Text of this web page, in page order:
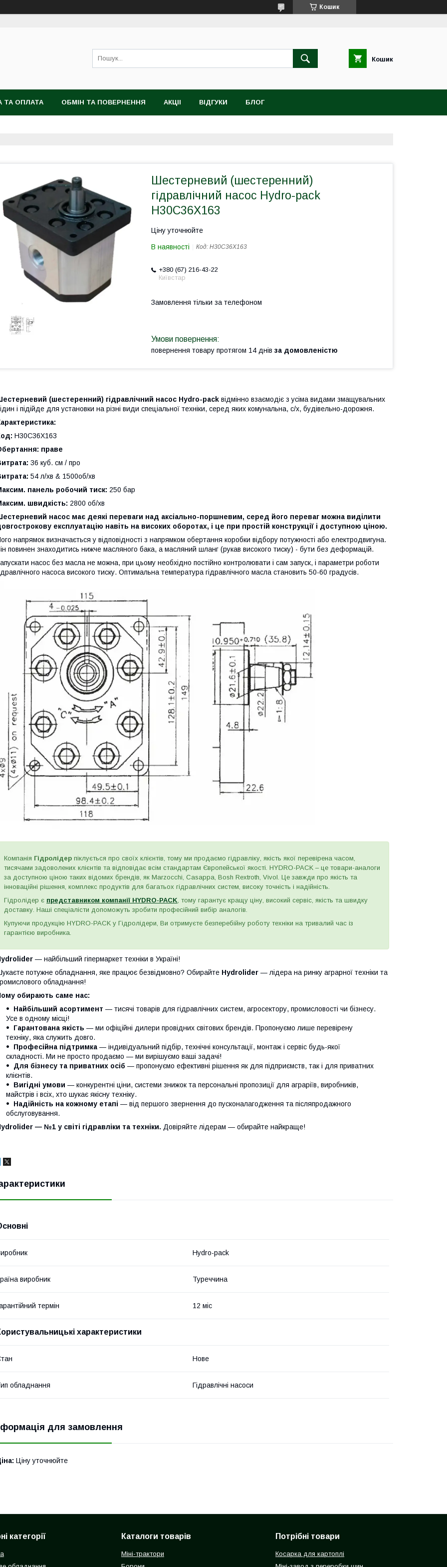
Кошик
Кошик
ТА ОПЛАТА ОБМІН ТА ПОВЕРНЕННЯ АКЦІІ ВІДГУКИ БЛОГ
Шестерневий (шестеренний)
гідравлічний насос Hydro-pack
H30C36X163
Ціну уточнюйте
В наявності Код: H30C36X163
+380 (67) 216-43-22
Київстар
Замовлення тільки за телефоном
повернення товару протягом 14 днів за домовленістю
(шестеренний) гідравлічний насос Hydro-pack відмінно взаємодіє з усіма видами змащувальних
і підійде для установки на різні види спеціальної техніки, серед яких комунальна, с/х, будівельно-дорожня.
H30C36X163
праве
36 куб. см / про
54 л/хв & 1500об/хв
панель робочий тиск: 250 бар
швидкість: 2800 об/хв
насос має деякі переваги над аксіально-поршневим, серед його переваг можна виділити
експлуатацію навіть на високих оборотах, і це при простій конструкції і доступною ціною.
напрямок визначається у відповідності з напрямком обертання коробки відбору потужності або електродвигуна.
повинен знаходитись нижче масляного бака, а масляний шланг (рукав високого тиску) - бути без деформацій.
насос без масла не можна, при цьому необхідно постійно контролювати і сам запуск, і параметри роботи
насоса високого тиску. Оптимальна температура гідравлічного масла становить 50-60 градусів.
Компанія Гідролідер піклується про своїх клієнтів, тому ми продаємо гідравліку, якість якої перевірена часом,
тисячами задоволених клієнтів та відповідає всім стандартам Європейської якості. HYDRO-PACK – це товари-аналоги
за доступною ціною таких відомих брендів, як Marzocchi, Casappa, Bosh Rextroth, Vivol. Це завжди про якість та
інноваційні рішення, комплекс продуктів для багатьох гідравлічних систем, високу точність і надійність.
Гідролідер є представником компанії HYDRO-PACK, тому гарантує кращу ціну, високий сервіс, якість та швидку
доставку. Наші спеціалісти допоможуть зробити професійний вибір аналогів.
Купуючи продукцію HYDRO-PACK у Гідролідери, Ви отримуєте безперебійну роботу техніки на тривалий час із
гарантією виробника.
— найбільший гіпермаркет техніки в Україні!
потужне обладнання, яке працює безвідмовно? Обирайте Hydrolider — лідера на ринку аграрної техніки та
обладнання!
обирають саме нас:
Найбільший асортимент — тисячі товарів для гідравлічних систем, агросектору, промисловості чи бізнесу.
Усе в одному місці!
Гарантована якість — ми офіційні дилери провідних світових брендів. Пропонуємо лише перевірену
техніку, яка служить довго.
Професійна підтримка — індивідуальний підбір, технічні консультації, монтаж і сервіс будь-якої
складності. Ми не просто продаємо — ми вирішуємо ваші задачі!
Для бізнесу та приватних осіб — пропонуємо ефективні рішення як для підприємств, так і для приватних
клієнтів.
Вигідні умови — конкурентні ціни, системи знижок та персональні пропозиції для аграріїв, виробників,
майстрів і всіх, хто шукає якісну техніку.
Надійність на кожному етапі — від першого звернення до пусконалагодження та післяпродажного
обслуговування.
— №1 у світі гідравліки та техніки. Довіряйте лідерам — обирайте найкраще!
Hydro-pack
виробник Туреччина
термін 12 міс
характеристики
Нове
обладнання Гідравлічні насоси
для замовлення
Ціну уточнюйте
категорії Каталоги товарів
Міні-трактори
Потрібні товари
Косарка для картоплі